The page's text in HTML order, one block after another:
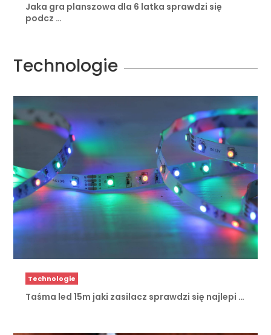
Jaka gra planszowa dla 6 latka sprawdzi się
podcz …
Technologie
Technologie
Taśma led 15m jaki zasilacz sprawdzi się najlepi …